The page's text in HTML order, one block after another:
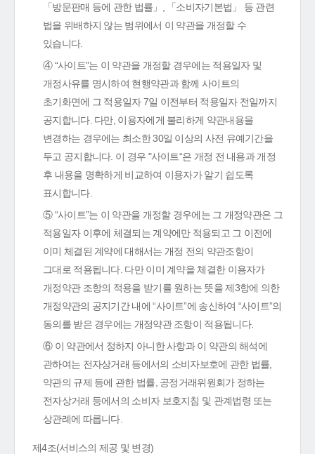
「방문판매 등에 관한 법률」, 「소비자기본법」 등 관련
법을 위배하지 않는 범위에서 이 약관을 개정할 수
있습니다.
④ “사이트”는 이 약관을 개정할 경우에는 적용일자 및
개정사유를 명시하여 현행약관과 함께 사이트의
초기화면에 그 적용일자 7일 이전부터 적용일자 전일까지
공지합니다. 다만, 이용자에게 불리하게 약관내용을
변경하는 경우에는 최소한 30일 이상의 사전 유예기간을
두고 공지합니다. 이 경우 "사이트“은 개정 전 내용과 개정
후 내용을 명확하게 비교하여 이용자가 알기 쉽도록
표시합니다.
⑤ “사이트”는 이 약관을 개정할 경우에는 그 개정약관은 그
적용일자 이후에 체결되는 계약에만 적용되고 그 이전에
이미 체결된 계약에 대해서는 개정 전의 약관조항이
그대로 적용됩니다. 다만 이미 계약을 체결한 이용자가
개정약관 조항의 적용을 받기를 원하는 뜻을 제3항에 의한
개정약관의 공지기간 내에 “사이트”에 송신하여 “사이트”의
동의를 받은 경우에는 개정약관 조항이 적용됩니다.
⑥ 이 약관에서 정하지 아니한 사항과 이 약관의 해석에
관하여는 전자상거래 등에서의 소비자보호에 관한 법률,
약관의 규제 등에 관한 법률, 공정거래위원회가 정하는
전자상거래 등에서의 소비자 보호지침 및 관계법령 또는
상관례에 따릅니다.
제4조(서비스의 제공 및 변경)